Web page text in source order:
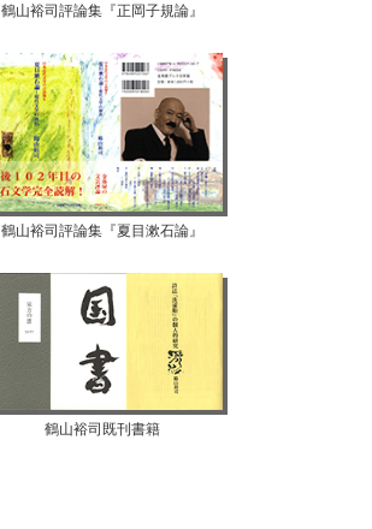
鶴山裕司評論集『正岡子規論』
鶴山裕司評論集『夏目漱石論』
鶴山裕司既刊書籍